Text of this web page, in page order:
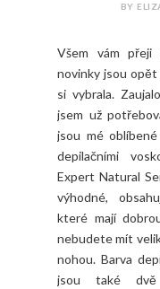
BY
Všem vám přeji
novinky jsou opět
si vybrala.
jsem už
jsou mé
depilačními
Expert Natural
výhodné,
které mají
nebudete mít
nohou. Barva
jsou také dvě